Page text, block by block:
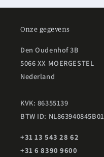
Onze gegevens
Den Oudenhof 3B
5066 XX MOERGESTEL
Nederland
KVK: 86355139
BTW ID: NL863940845B01
+31 13 543 28 62
+31 6 8390 9600